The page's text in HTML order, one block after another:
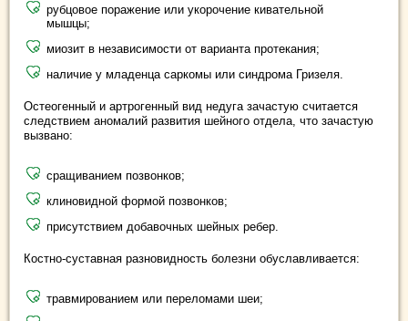
рубцовое поражение или укорочение кивательной
мышцы;
миозит в независимости от варианта протекания;
наличие у младенца саркомы или синдрома Гризеля.
Остеогенный и артрогенный вид недуга зачастую считается
следствием аномалий развития шейного отдела, что зачастую
вызвано:
сращиванием позвонков;
клиновидной формой позвонков;
присутствием добавочных шейных ребер.
Костно-суставная разновидность болезни обуславливается:
травмированием или переломами шеи;